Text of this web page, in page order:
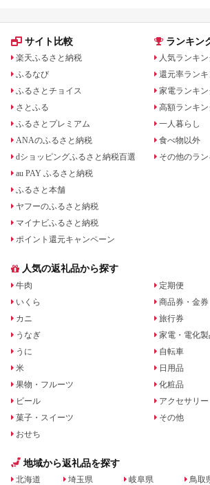
サイト比較
楽天ふるさと納税
ふるなび
ふるさとチョイス
さとふる
ふるさとプレミアム
ANAのふるさと納税
dショッピングふるさと納税百選
au PAY ふるさと納税
ふるさと本舗
ヤフーのふるさと納税
マイナビふるさと納税
ポイント還元キャンペーン
ランキン
人気ランキ
還元率ランキ
家電ランキン
高額ランキン
一人暮らし
食べ物以外
その他のラ
人気の返礼品から探す
牛肉
いくら
カニ
うなぎ
うに
米
果物・フルーツ
ビール
菓子・スイーツ
おせち
定期便
商品券・金券
旅行券
家電・電化製
自転車
日用品
化粧品
アクセサリー
その他
地域から返礼品を探す
北海道
埼玉県
岐阜県
鳥取